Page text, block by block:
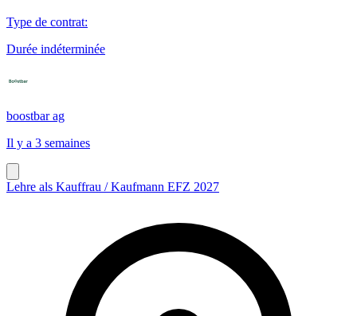
Type de contrat:
Durée indéterminée
boostbar ag
Il y a 3 semaines
Lehre als Kauffrau / Kaufmann EFZ 2027